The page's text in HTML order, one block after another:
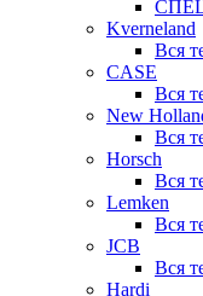
Kverneland
Вся
CASE
Вся
New
Вся
Horsch
Вся
Lemken
Вся
JCB
Вся
Hardi